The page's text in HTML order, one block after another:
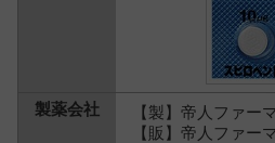
【製】帝人ファー
【販】帝人ファー